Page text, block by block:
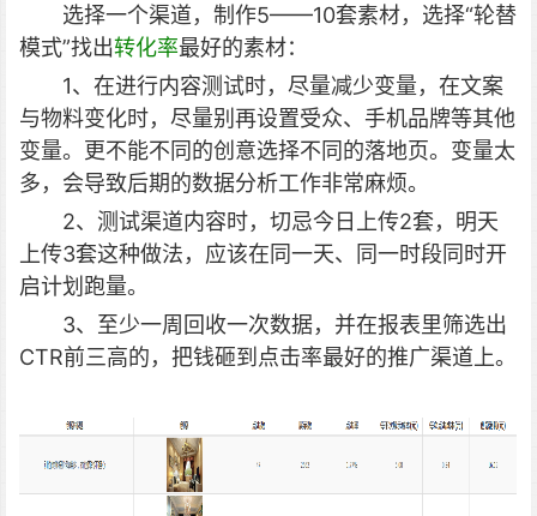
选择一个渠道，制作5——10套素材，选择“轮替
模式”找出转化率最好的素材：
1、在进行内容测试时，尽量减少变量，在文案
与物料变化时，尽量别再设置受众、手机品牌等其他
变量。更不能不同的创意选择不同的落地页。变量太
多，会导致后期的数据分析工作非常麻烦。
2、测试渠道内容时，切忌今日上传2套，明天
上传3套这种做法，应该在同一天、同一时段同时开
启计划跑量。
3、至少一周回收一次数据，并在报表里筛选出
CTR前三高的，把钱砸到点击率最好的推广渠道上。